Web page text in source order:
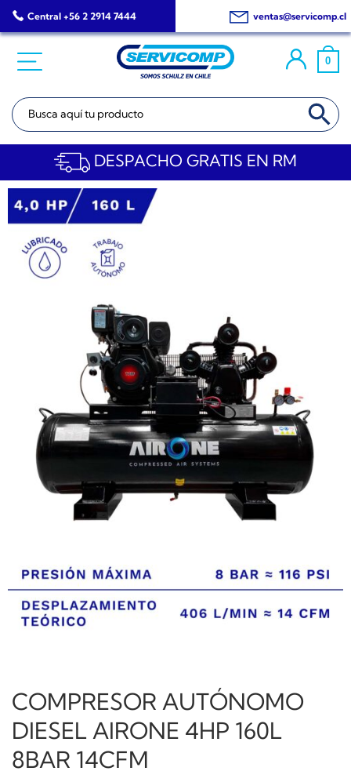
Saltar
al
Central +56 2 2914 7444 ventas@servicomp.cl
0
Buscar: BOTÓN DE
DESPACHO GRATIS EN RM
COMPRESOR AUTÓNOMO
DIESEL AIRONE 4HP 160L
8BAR 14CFM